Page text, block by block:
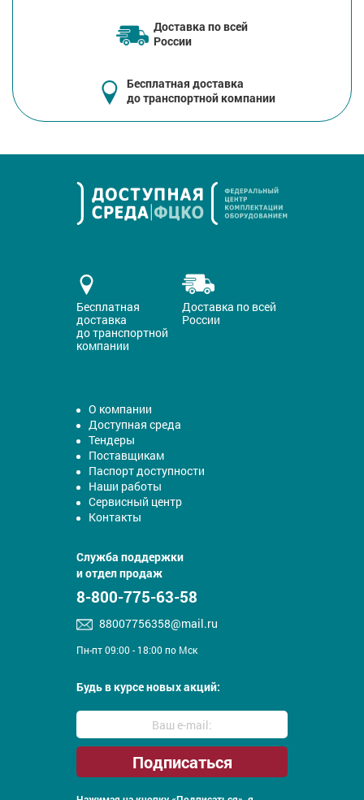
Доставка по всей
России
Бесплатная доставка
до транспортной компании
Бесплатная
доставка
до транспортной
компании
Доставка по всей
России
О компании
Доступная среда
Тендеры
Поставщикам
Паспорт доступности
Наши работы
Сервисный центр
Контакты
Служба поддержки
и отдел продаж
8-800-775-63-58
88007756358@mail.ru
Пн-пт 09:00 - 18:00 по Мск
Будь в курсе новых акций: